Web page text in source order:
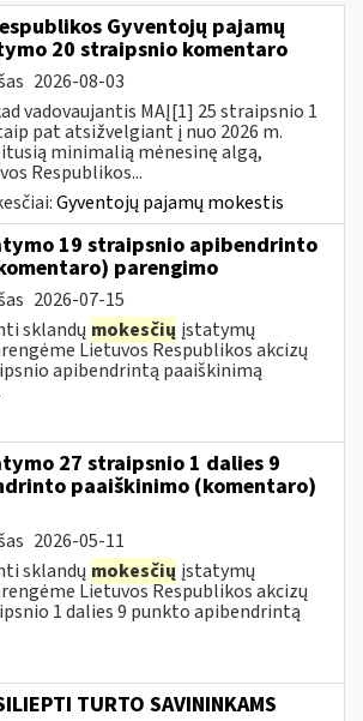
Gyventojų pajamų
20 straipsnio komentaro
2026-08-03
vadovaujantis MAĮ[1] 25 straipsnio 1
pat atsižvelgiant į nuo 2026 m.
minimalią mėnesinę algą,
Respublikos...
Gyventojų pajamų mokestis
19 straipsnio apibendrinto
parengimo
2026-07-15
sklandų mokesčių įstatymų
Lietuvos Respublikos akcizų
apibendrintą paaiškinimą
27 straipsnio 1 dalies 9
paaiškinimo (komentaro)
2026-05-11
sklandų mokesčių įstatymų
Lietuvos Respublikos akcizų
1 dalies 9 punkto apibendrintą
TURTO SAVININKAMS